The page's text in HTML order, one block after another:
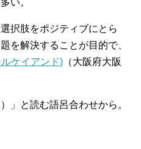
い。
択肢をポジティブにとら
を解決することが目的で、
ケイアンド) （大阪府大阪
」と読む語呂合わせから。